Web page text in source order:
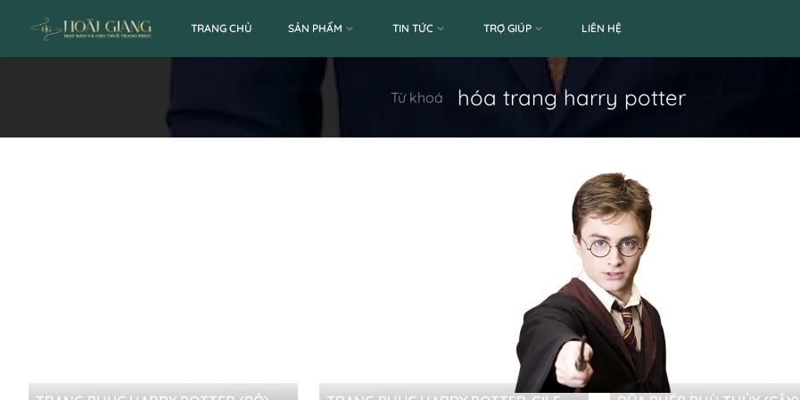
TRANG CHỦ SẢN PHẨM TIN TỨC TRỢ GIÚP LIÊN HỆ
Từ khoá hóa trang harry potter